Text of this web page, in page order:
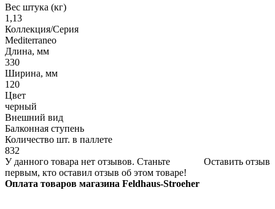
Вес штука (кг)
1,13
Коллекция/Серия
Mediterraneo
Длина, мм
330
Ширина, мм
120
Цвет
черный
Внешний вид
Балконная ступень
Количество шт. в паллете
832
Оставить отзыв
У данного товара нет отзывов. Станьте
первым, кто оставил отзыв об этом товаре!
Оплата товаров магазина Feldhaus-Stroeher